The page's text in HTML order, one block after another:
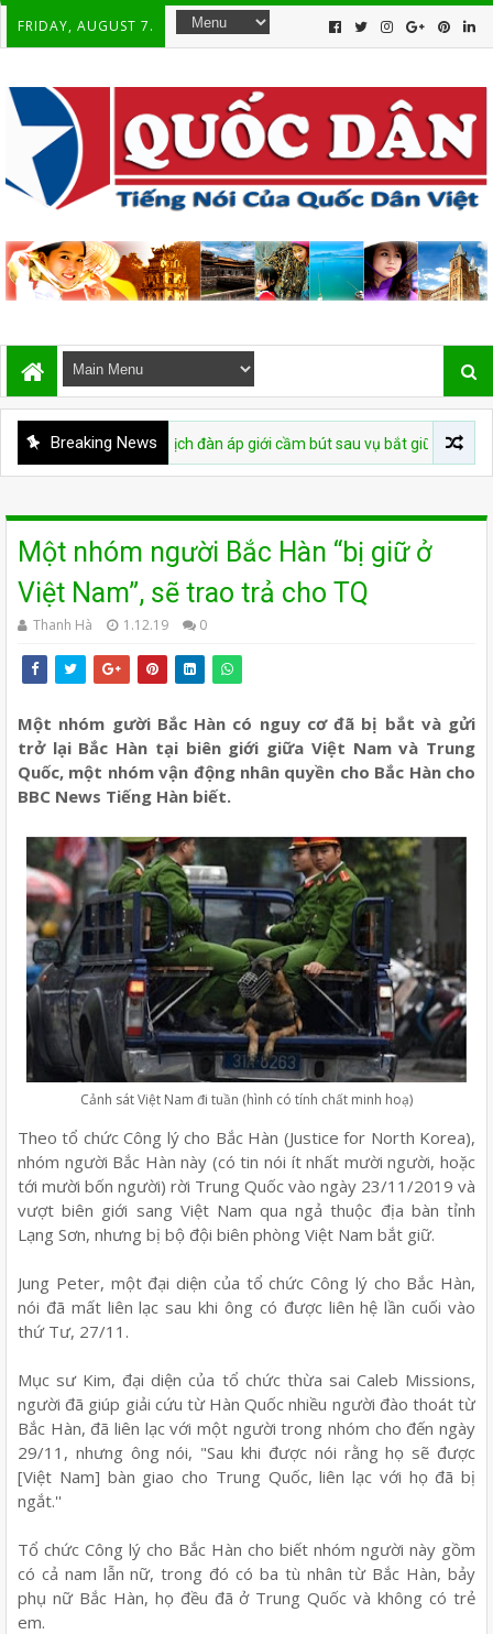
FRIDAY, AUGUST 7.
Breaking News
tái diễn chiến dịch đàn áp giới cầm bút sau vụ bắt giữ tác giả
Một nhóm người Bắc Hàn “bị giữ ở
Việt Nam”, sẽ trao trả cho TQ
Thanh Hà 1.12.19 0
Một nhóm gười Bắc Hàn có nguy cơ đã bị bắt và gửi
trở lại Bắc Hàn tại biên giới giữa Việt Nam và Trung
Quốc, một nhóm vận động nhân quyền cho Bắc Hàn cho
BBC News Tiếng Hàn biết.
Cảnh sát Việt Nam đi tuần (hình có tính chất minh hoạ)
Theo tổ chức Công lý cho Bắc Hàn (Justice for North Korea),
nhóm người Bắc Hàn này (có tin nói ít nhất mười người, hoặc
tới mười bốn người) rời Trung Quốc vào ngày 23/11/2019 và
vượt biên giới sang Việt Nam qua ngả thuộc địa bàn tỉnh
Lạng Sơn, nhưng bị bộ đội biên phòng Việt Nam bắt giữ.
Jung Peter, một đại diện của tổ chức Công lý cho Bắc Hàn,
nói đã mất liên lạc sau khi ông có được liên hệ lần cuối vào
thứ Tư, 27/11.
Mục sư Kim, đại diện của tổ chức thừa sai Caleb Missions,
người đã giúp giải cứu từ Hàn Quốc nhiều người đào thoát từ
Bắc Hàn, đã liên lạc với một người trong nhóm cho đến ngày
29/11, nhưng ông nói, "Sau khi được nói rằng họ sẽ được
[Việt Nam] bàn giao cho Trung Quốc, liên lạc với họ đã bị
ngắt.''
Tổ chức Công lý cho Bắc Hàn cho biết nhóm người này gồm
có cả nam lẫn nữ, trong đó có ba tù nhân từ Bắc Hàn, bảy
phụ nữ Bắc Hàn, họ đều đã ở Trung Quốc và không có trẻ
em.